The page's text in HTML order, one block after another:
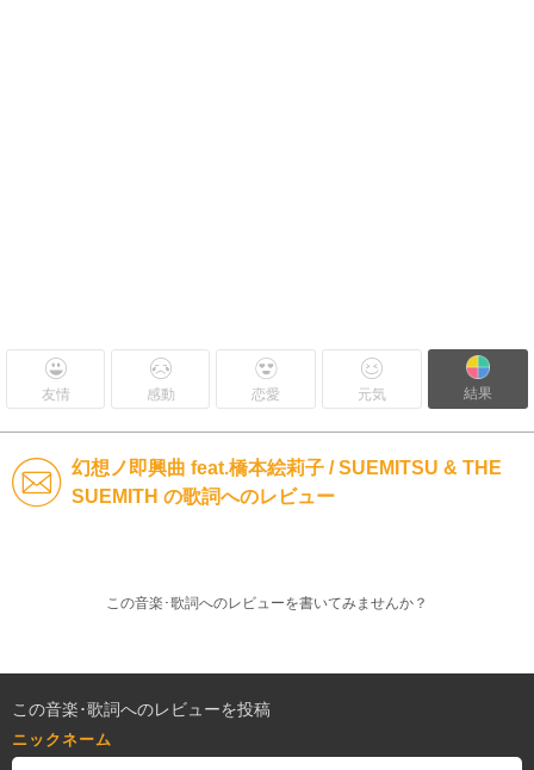
友情 感動 恋愛 元気 結果
幻想ノ即興曲 feat.橋本絵莉子 / SUEMITSU & THE
SUEMITH の歌詞へのレビュー
この音楽･歌詞へのレビューを書いてみませんか？
この音楽･歌詞へのレビューを投稿
ニックネーム